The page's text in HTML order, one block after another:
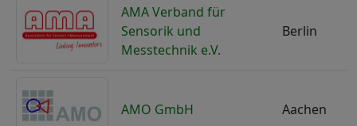
AMA Verband für
Sensorik und
Messtechnik e.V.
Berlin
AMO GmbH Aachen